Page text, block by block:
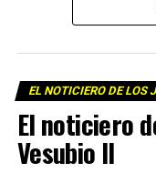
Para descargar los
El noticiero de los
gratuita para todas
EL NOTICIERO DE LOS
El noticiero
Vesubio II